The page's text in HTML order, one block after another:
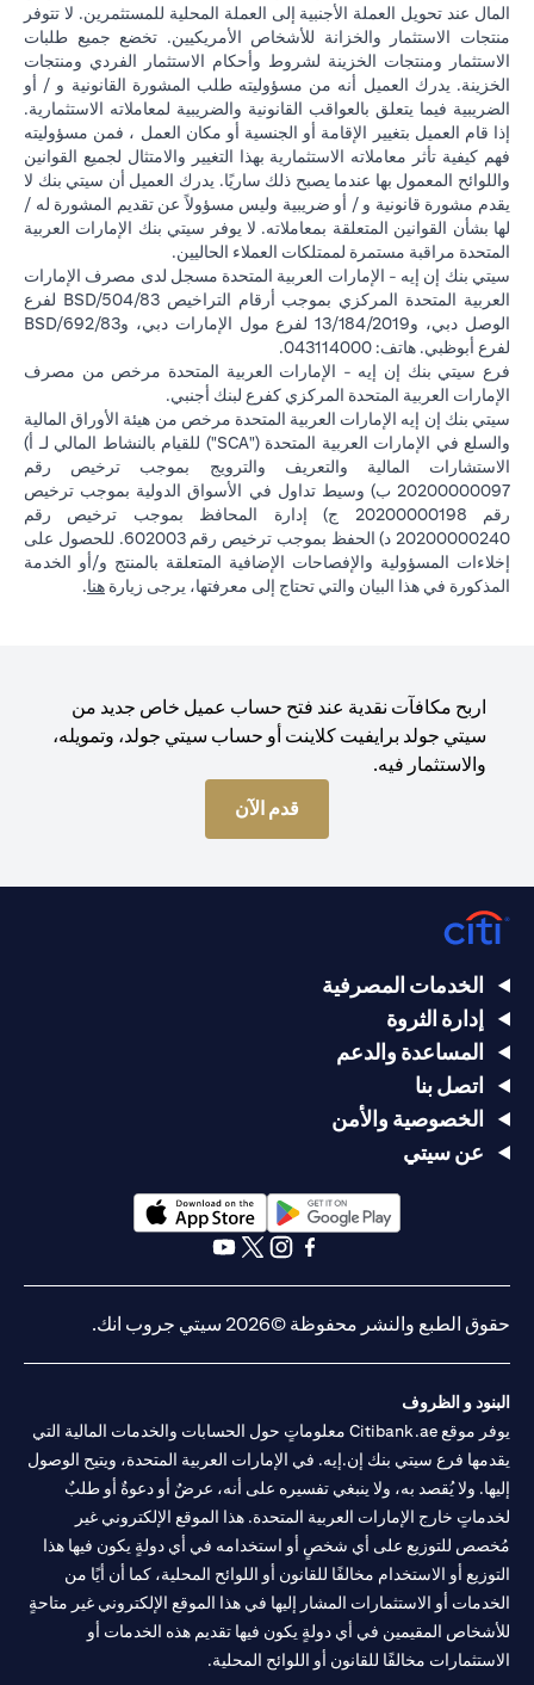
المال عند تحويل العملة الأجنبية إلى العملة المحلية للمستثمرين. لا تتوفر
منتجات الاستثمار والخزانة للأشخاص الأمريكيين. تخضع جميع طلبات
الاستثمار ومنتجات الخزينة لشروط وأحكام الاستثمار الفردي ومنتجات
الخزينة. يدرك العميل أنه من مسؤوليته طلب المشورة القانونية و / أو
الضريبية فيما يتعلق بالعواقب القانونية والضريبية لمعاملاته الاستثمارية.
إذا قام العميل بتغيير الإقامة أو الجنسية أو مكان العمل ، فمن مسؤوليته
فهم كيفية تأثر معاملاته الاستثمارية بهذا التغيير والامتثال لجميع القوانين
واللوائح المعمول بها عندما يصبح ذلك ساريًا. يدرك العميل أن سيتي بنك لا
يقدم مشورة قانونية و / أو ضريبية وليس مسؤولاً عن تقديم المشورة له /
لها بشأن القوانين المتعلقة بمعاملاته. لا يوفر سيتي بنك الإمارات العربية
المتحدة مراقبة مستمرة لممتلكات العملاء الحاليين.
سيتي بنك إن إيه - الإمارات العربية المتحدة مسجل لدى مصرف الإمارات
العربية المتحدة المركزي بموجب أرقام التراخيص BSD/504/83 لفرع
الوصل دبي، و13/184/2019 لفرع مول الإمارات دبي، وBSD/692/83
لفرع أبوظبي. هاتف: 043114000.
فرع سيتي بنك إن إيه - الإمارات العربية المتحدة مرخص من مصرف
الإمارات العربية المتحدة المركزي كفرع لبنك أجنبي.
سيتي بنك إن إيه الإمارات العربية المتحدة مرخص من هيئة الأوراق المالية
والسلع في الإمارات العربية المتحدة ("SCA") للقيام بالنشاط المالي لـ أ)
الاستشارات المالية والتعريف والترويج بموجب ترخيص رقم
20200000097 ب) وسيط تداول في الأسواق الدولية بموجب ترخيص
رقم 20200000198 ج) إدارة المحافظ بموجب ترخيص رقم
20200000240 د) الحفظ بموجب ترخيص رقم 602003. للحصول على
إخلاءات المسؤولية والإفصاحات الإضافية المتعلقة بالمنتج و/أو الخدمة
المذكورة في هذا البيان والتي تحتاج إلى معرفتها، يرجى زيارة هنا.
اربح مكافآت نقدية عند فتح حساب عميل خاص جديد من
سيتي جولد برايفيت كلاينت أو حساب سيتي جولد، وتمويله،
والاستثمار فيه.
قدم الآن
الخدمات المصرفية
إدارة الثروة
المساعدة والدعم
اتصل بنا
الخصوصية والأمن
عن سيتي
(opens in a new tab)
حقوق الطبع والنشر محفوظة ©2026 سيتي جروب انك.
البنود و الظروف
يوفر موقع Citibank.ae معلوماتٍ حول الحسابات والخدمات المالية التي
يقدمها فرع سيتي بنك إن.إيه. في الإمارات العربية المتحدة، ويتيح الوصول
إليها. ولا يُقصد به، ولا ينبغي تفسيره على أنه، عرضٌ أو دعوةٌ أو طلبٌ
لخدماتٍ خارج الإمارات العربية المتحدة. هذا الموقع الإلكتروني غير
مُخصص للتوزيع على أي شخصٍ أو استخدامه في أي دولةٍ يكون فيها هذا
التوزيع أو الاستخدام مخالفًا للقانون أو اللوائح المحلية، كما أن أيًا من
الخدمات أو الاستثمارات المشار إليها في هذا الموقع الإلكتروني غير متاحةٍ
للأشخاص المقيمين في أي دولةٍ يكون فيها تقديم هذه الخدمات أو
الاستثمارات مخالفًا للقانون أو اللوائح المحلية.